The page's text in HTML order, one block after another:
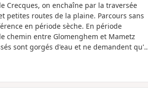
Crecques, on enchaîne par la traversée
petites routes de la plaine. Parcours sans
en période sèche. En période
chemin entre Glomenghem et Mametz
sont gorgés d'eau et ne demandent qu'à